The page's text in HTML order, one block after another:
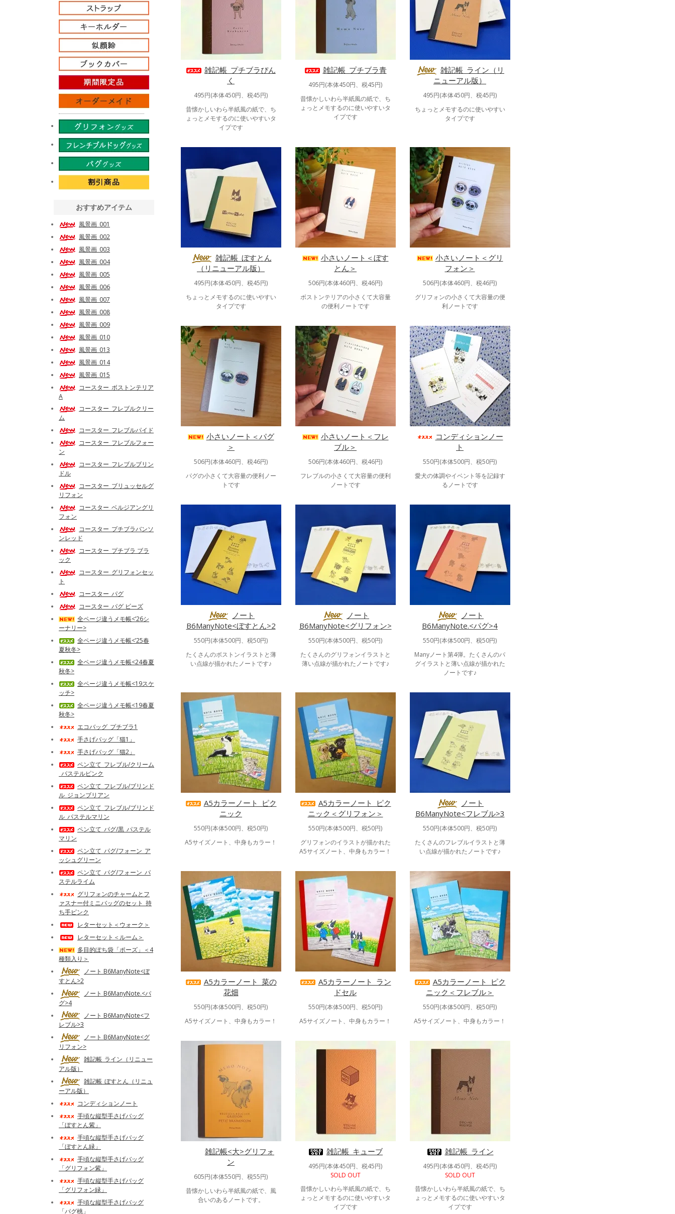
雑記帳_プチブラぴん
く
495円(本体450円、税45円)
昔懐かしいわら半紙風の紙で、ち
ょっとメモするのに使いやすいタ
イプです
雑記帳_プチブラ青
495円(本体450円、税45円)
昔懐かしいわら半紙風の紙で、ち
ょっとメモするのに使いやすいタ
イプです
雑記帳_ライン（リ
ニューアル版）
495円(本体450円、税45円)
ちょっとメモするのに使いやすい
タイプです
雑記帳_ぼすとん
（リニューアル版）
495円(本体450円、税45円)
ちょっとメモするのに使いやすい
タイプです
小さいノート＜ぼす
とん＞
506円(本体460円、税46円)
ボストンテリアの小さくて大容量
の便利ノートです
小さいノート＜グリ
フォン＞
506円(本体460円、税46円)
グリフォンの小さくて大容量の便
利ノートです
小さいノート＜パグ
＞
506円(本体460円、税46円)
パグの小さくて大容量の便利ノー
トです
小さいノート＜フレ
ブル＞
506円(本体460円、税46円)
フレブルの小さくて大容量の便利
ノートです
コンディションノー
ト
550円(本体500円、税50円)
愛犬の体調やイベント等を記録す
るノートです
ノート
B6ManyNote<ぼすとん>2
550円(本体500円、税50円)
たくさんのボストンイラストと薄
い点線が描かれたノートです♪
ノート
B6ManyNote<グリフォン>
550円(本体500円、税50円)
たくさんのグリフォンイラストと
薄い点線が描かれたノートです♪
ノート
B6ManyNote.<パグ>4
550円(本体500円、税50円)
Manyノート第4弾。たくさんのパ
グイラストと薄い点線が描かれた
ノートです♪
A5カラーノート_ピク
ニック
550円(本体500円、税50円)
A5サイズノート、中身もカラー！
A5カラーノート_ピク
ニック＜グリフォン＞
550円(本体500円、税50円)
グリフォンのイラストが描かれた
A5サイズノート、中身もカラー！
ノート
B6ManyNote<フレブル>3
550円(本体500円、税50円)
たくさんのフレブルイラストと薄
い点線が描かれたノートです♪
A5カラーノート_菜の
花畑
550円(本体500円、税50円)
A5サイズノート、中身もカラー！
A5カラーノート_ラン
ドセル
550円(本体500円、税50円)
A5サイズノート、中身もカラー！
A5カラーノート_ピク
ニック＜フレブル＞
550円(本体500円、税50円)
A5サイズノート、中身もカラー！
雑記帳<大>グリフォ
ン
605円(本体550円、税55円)
昔懐かしいわら半紙風の紙で、風
合いのあるノートです。
雑記帳_キューブ
495円(本体450円、税45円)
SOLD OUT
昔懐かしいわら半紙風の紙で、ち
ょっとメモするのに使いやすいタ
イプです
雑記帳_ライン
495円(本体450円、税45円)
SOLD OUT
昔懐かしいわら半紙風の紙で、ち
ょっとメモするのに使いやすいタ
イプです
おすすめアイテム
風景画_001
風景画_002
風景画_003
風景画_004
風景画_005
風景画_006
風景画_007
風景画_008
風景画_009
風景画_010
風景画_013
風景画_014
風景画_015
コースター_ボストンテリア
A
コースター_フレブルクリー
ム
コースター_フレブルパイド
コースター_フレブルフォー
ン
コースター_フレブルブリン
ドル
コースター_ブリュッセルグ
リフォン
コースター_ベルジアングリ
フォン
コースター_プチブラバンソ
ンレッド
コースター_プチブラ ブラ
ック
コースター_グリフォンセッ
ト
コースター_パグ
コースター_パグ ビーズ
全ページ違うメモ帳<’26シ
ーナリー>
全ページ違うメモ帳<’25春
夏秋冬>
全ページ違うメモ帳<24春夏
秋冬>
全ページ違うメモ帳<19スケ
ッチ>
全ページ違うメモ帳<19春夏
秋冬>
エコバッグ_プチブラ1
手さげバッグ「猫1」
手さげバッグ「猫2」
ペン立て_フレブル/クリーム
_パステルピンク
ペン立て_フレブル/ブリンド
ル_ジョンブリアン
ペン立て_フレブル/ブリンド
ル_パステルマリン
ペン立て_パグ/黒_パステル
マリン
ペン立て_パグ/フォーン_ア
ッシュグリーン
ペン立て_パグ/フォーン_パ
ステルライム
グリフォンのチャームとフ
ァスナー付ミニバッグのセット_持
ち手ピンク
レターセット＜ウォーク＞
レターセット＜ルーム＞
多目的ぽち袋「ポーズ」＜4
種類入り＞
ノート B6ManyNote<ぼ
すとん>2
ノート B6ManyNote.<パ
グ>4
ノート B6ManyNote<フ
レブル>3
ノート B6ManyNote<グ
リフォン>
雑記帳_ライン（リニュー
アル版）
雑記帳_ぼすとん（リニュ
ーアル版）
コンディションノート
手頃な縦型手さげバッグ
「ぼすとん紫」
手頃な縦型手さげバッグ
「ぼすとん緑」
手頃な縦型手さげバッグ
「グリフォン紫」
手頃な縦型手さげバッグ
「グリフォン緑」
手頃な縦型手さげバッグ
「パグ桃」